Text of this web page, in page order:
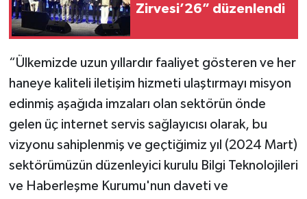
Zirvesi’26” düzenlendi
“Ülkemizde uzun yıllardır faaliyet gösteren ve her
haneye kaliteli iletişim hizmeti ulaştırmayı misyon
edinmiş aşağıda imzaları olan sektörün önde
gelen üç internet servis sağlayıcısı olarak, bu
vizyonu sahiplenmiş ve geçtiğimiz yıl (2024 Mart)
sektörümüzün düzenleyici kurulu Bilgi Teknolojileri
ve Haberleşme Kurumu'nun daveti ve